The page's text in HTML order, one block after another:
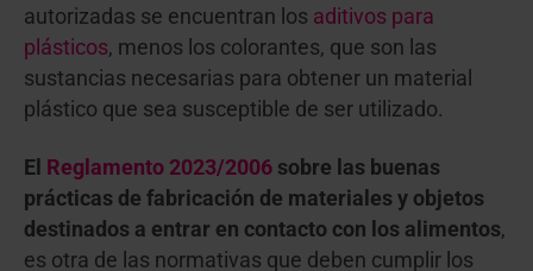
autorizadas se encuentran los aditivos para
plásticos, menos los colorantes, que son las
sustancias necesarias para obtener un material
plástico que sea susceptible de ser utilizado.
El Reglamento 2023/2006 sobre las buenas
prácticas de fabricación de materiales y objetos
destinados a entrar en contacto con los alimentos,
es otra de las normativas que deben cumplir los